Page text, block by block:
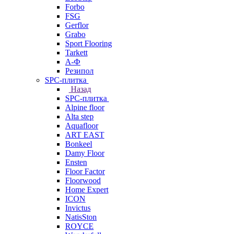
Forbo
FSG
Gerflor
Grabo
Sport Flooring
Tarkett
А-Ф
Резипол
SPC-плитка
Назад
SPC-плитка
Alpine floor
Alta step
Aquafloor
ART EAST
Bonkeel
Damy Floor
Ensten
Floor Factor
Floorwood
Home Expert
ICON
Invictus
NatisSton
ROYCE